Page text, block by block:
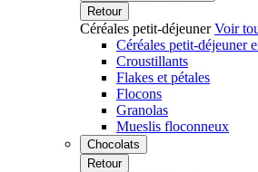
Retour
Céréales petit-déjeunerVoir
Céréales petit-déjeuner
Croustillants
Flakes et pétales
Flocons
Granolas
Mueslis floconneux
Chocolats
Retour